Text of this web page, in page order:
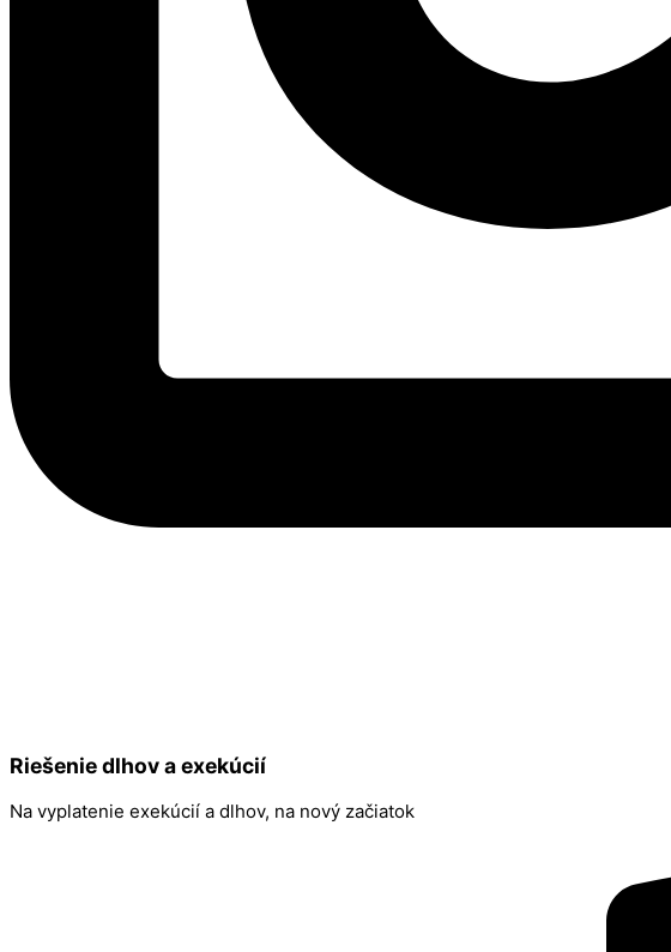
Riešenie dlhov a exekúcií
Na vyplatenie exekúcií a dlhov, na nový začiatok